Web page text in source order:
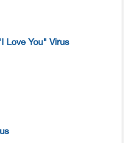
Love You" Virus